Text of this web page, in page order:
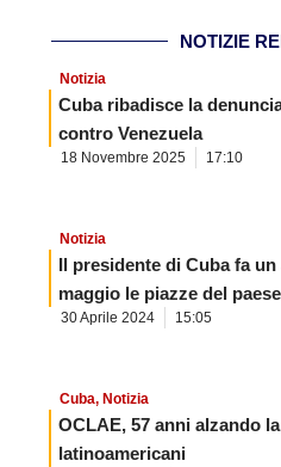
NOTIZIE
Notizia
Cuba ribadisce la
contro Venezuela
18 Novembre 2025 17:10
Notizia
Il presidente di Cuba fa
maggio le piazze del paese
30 Aprile 2024 15:05
Cuba, Notizia
OCLAE, 57 anni alzando
latinoamericani